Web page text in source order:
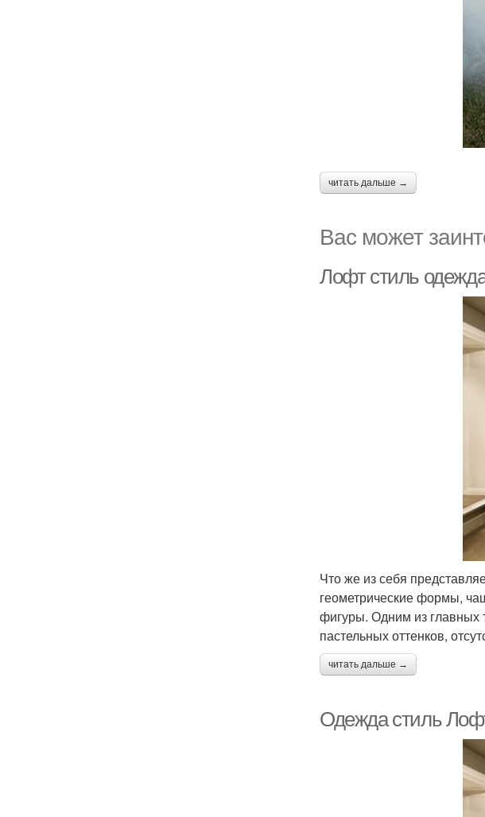
читать дальше →
Вас может
Лофт стиль
Что же из себя
геометрические формы,
фигуры. Одним из главных
пастельных оттенков,
читать дальше →
Одежда стиль